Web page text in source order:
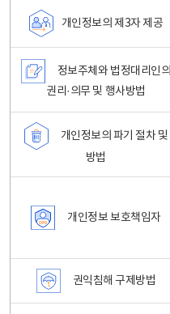
개인정보의 제3자 제공
정보주체와 법정대리인의
권리·의무 및 행사방법
개인정보의 파기 절차 및
방법
개인정보 보호책임자
권익침해 구제방법